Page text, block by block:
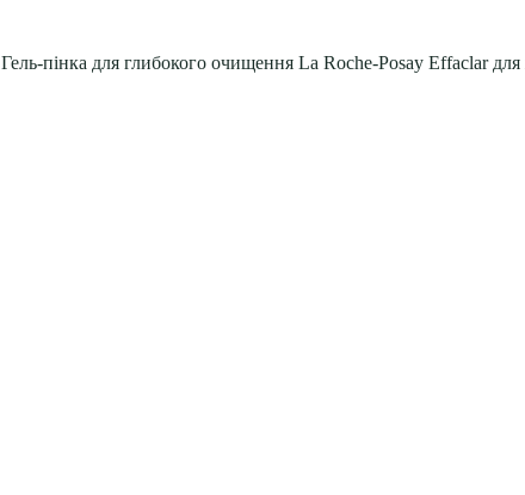
Гель-пінка для глибокого очищення La Roche-Posay Effaclar